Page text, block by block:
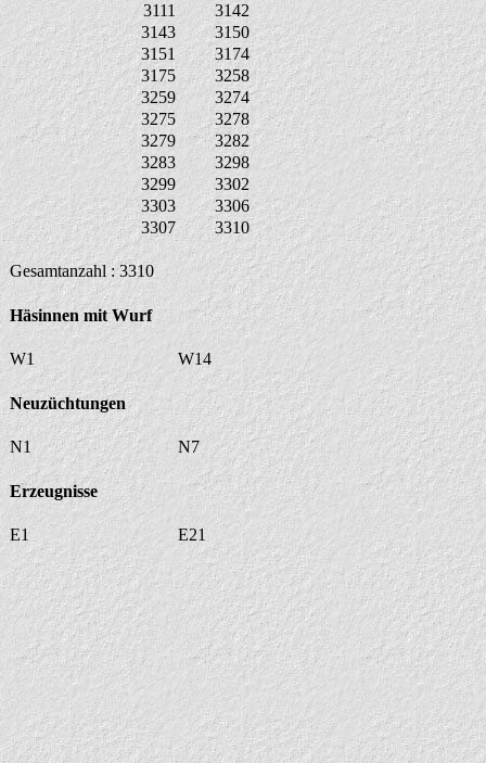
3111
3142
3143
3150
3151
3174
3175
3258
3259
3274
3275
3278
3279
3282
3283
3298
3299
3302
3303
3306
3307
3310
Gesamtanzahl : 3310
Häsinnen mit Wurf
W1 W14
Neuzüchtungen
N1 N7
Erzeugnisse
E1 E21